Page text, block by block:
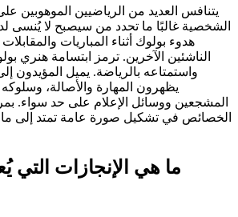
يتنافس العديد من الرياضيين الموهوبين
الشخصية غالبًا ما تحدد من سيصبح لا يُنسى
هدوء بولوك أثناء المباريات
الناشئين الآخرين. ترمز ابتسامة هنري
واستمتاعه بالرياضة. يميل المؤيدون
يظهرون المهارة والأصالة،
المشجعين ووسائل الإعلام على حد سواء.
الخصائص في تشكيل صورة عامة تمتد إلى ما
ما هي الإنجازات التي